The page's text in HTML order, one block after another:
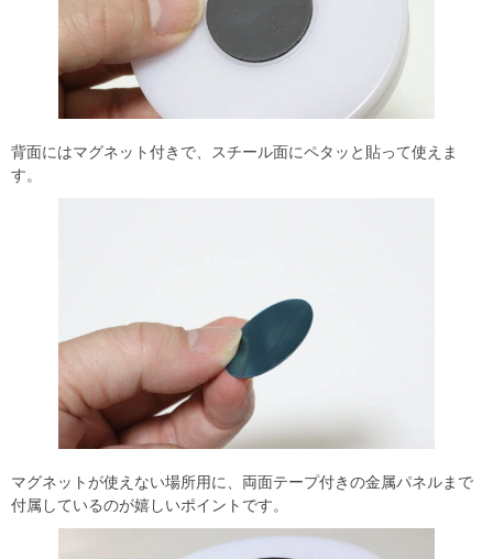
背面にはマグネット付きで、スチール面にペタッと貼って使えま
す。
マグネットが使えない場所用に、両面テープ付きの金属パネルまで
付属しているのが嬉しいポイントです。